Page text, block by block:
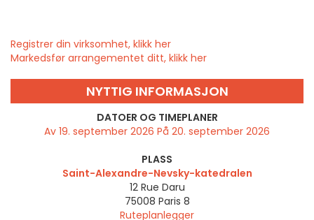
Registrer din virksomhet, klikk her
Markedsfør arrangementet ditt, klikk her
NYTTIG INFORMASJON
DATOER OG TIMEPLANER
Av 19. september 2026 På 20. september 2026
PLASS
Saint-Alexandre-Nevsky-katedralen
12 Rue Daru
75008 Paris 8
Ruteplanlegger